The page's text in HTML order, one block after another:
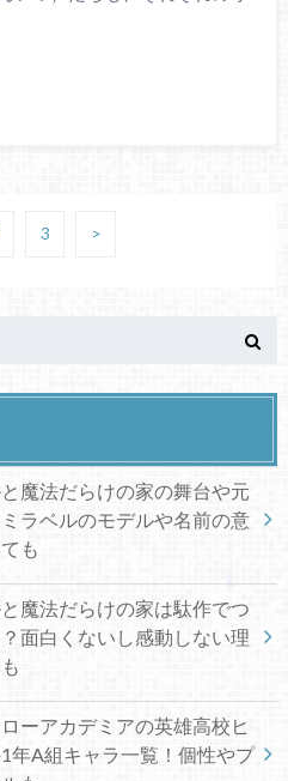
3 >
魔法だらけの家の舞台や元
ラベルのモデルや名前の意
も
魔法だらけの家は駄作でつ
面白くないし感動しない理
ーアカデミアの英雄高校ヒ
年A組キャラ一覧！個性やプ